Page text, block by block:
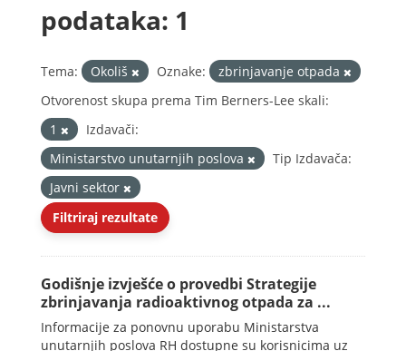
podataka: 1
Tema: Okoliš Oznake:
zbrinjavanje otpada
Otvorenost skupa prema Tim Berners-Lee skali:
1
Izdavači:
Ministarstvo unutarnjih poslova
Tip Izdavača:
Javni sektor
Filtriraj rezultate
Godišnje izvješće o provedbi Strategije
zbrinjavanja radioaktivnog otpada za ...
Informacije za ponovnu uporabu Ministarstva
unutarnjih poslova RH dostupne su korisnicima uz